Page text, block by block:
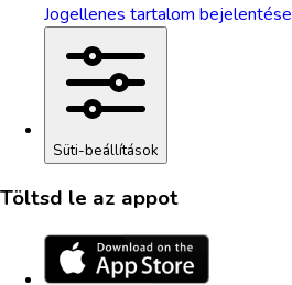
Jogellenes tartalom bejelentése
Süti-beállítások
Töltsd le az appot